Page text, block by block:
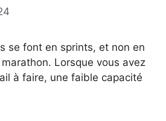
se font en sprints, et non en
Lorsque vous avez
à faire, une faible capacité